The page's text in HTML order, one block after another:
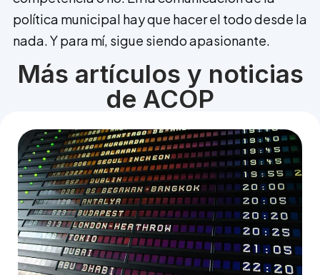
política municipal hay que hacer el todo desde la
nada. Y para mí, sigue siendo apasionante.
Más artículos y noticias
de ACOP